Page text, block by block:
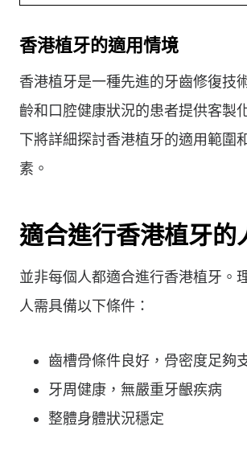
香港植牙的適用情境
香港植牙是一種先進的牙齒修復技
齡和口腔健康狀況的患者提供客製
下將詳細探討香港植牙的適用範圍
素。
適合進行香港植牙的
並非每個人都適合進行香港植牙。
人需具備以下條件：
齒槽骨條件良好，骨密度足夠
牙周健康，無嚴重牙齦疾病
整體身體狀況穩定